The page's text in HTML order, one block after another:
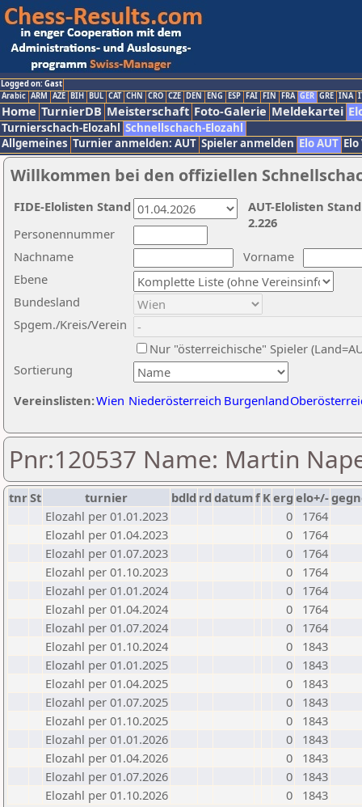
Logged on: Gast
Arabic ARM AZE BIH BUL CAT CHN CRO CZE DEN ENG ESP FAI FIN FRA GER GRE INA
Home TurnierDB Meisterschaft Foto-Galerie Meldekartei
Turnierschach-Elozahl Schnellschach-Elozahl
Allgemeines Turnier anmelden: AUT Spieler anmelden Elo AUT
Willkommen bei den offiziellen
Nachname
Vorname
Ebene
Sortierung
Personennummer
Bundesland
Spgem./Kreis/Verein
Nur "österreichische" Spieler
Vereinslisten:Wien Niederösterreich Burgenland
AUT-Elolisten
2.226
FIDE-Elolisten Stand
Pnr:120537 Name: Martin
tnrSt turnier bdld rd datumf Kerg elo+/-
Elozahl per 01.01.2023
0
1764
Elozahl per 01.04.2023
0
1764
Elozahl per 01.07.2023
0
1764
Elozahl per 01.10.2023
0
1764
Elozahl per 01.01.2024
0
1764
Elozahl per 01.04.2024
0
1764
Elozahl per 01.07.2024
0
1764
Elozahl per 01.10.2024
0
1843
Elozahl per 01.01.2025
0
1843
Elozahl per 01.04.2025
0
1843
Elozahl per 01.07.2025
0
1843
Elozahl per 01.10.2025
0
1843
Elozahl per 01.01.2026
0
1843
Elozahl per 01.04.2026
0
1843
Elozahl per 01.07.2026
0
1843
Elozahl per 01.10.2026
0 1843